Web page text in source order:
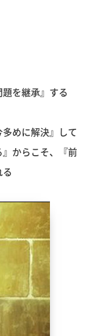
を継承』する
めに解決』して
からこそ、『前